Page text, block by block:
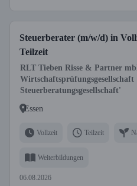
Steuerberater (m/w/d) in
Teilzeit
RLT Tieben Risse & Partner
Wirtschaftsprüfungsgesellschaft
Steuerberatungsgesellschaft'
Essen
Vollzeit Teilzeit
Weiterbildungen
06.08.2026